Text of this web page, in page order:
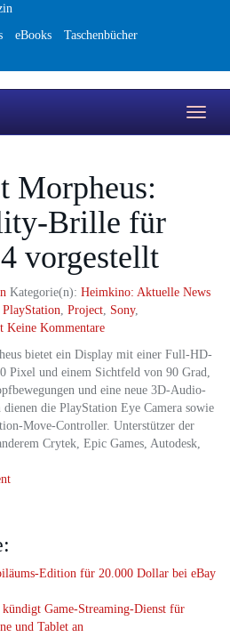
eBooks
Taschenbücher
Toggle
Morpheus:
Brille für
vorgestellt
Kategorie(n): Heimkino: Aktuelle News
PlayStation, Project, Sony,
Keine Kommentare
bietet ein Display mit einer Full-HD-
Pixel und einem Sichtfeld von 90 Grad,
und eine neue 3D-Audio-
die PlayStation Eye Camera sowie
Move-Controller. Unterstützer der
Crytek, Epic Games, Autodesk,
Edition für 20.000 Dollar bei eBay
Game-Streaming-Dienst für
und Tablet an